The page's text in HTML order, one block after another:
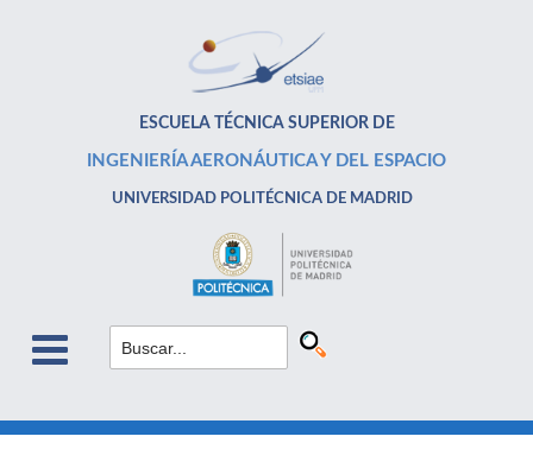
ESCUELA TÉCNICA SUPERIOR DE
INGENIERÍA AERONÁUTICA Y DEL ESPACIO
UNIVERSIDAD POLITÉCNICA DE MADRID